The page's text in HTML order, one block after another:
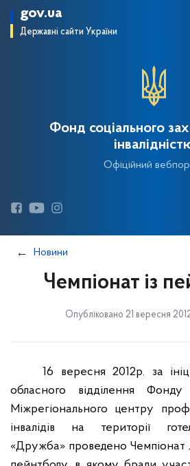
gov.ua
Державні сайти України
Фонд соціального
Офіційний
Новини
Чемпіонат із
Опубліковано 21 вересня
16 вересня 2012р. за
обласного відділення
Міжрегіонального центру
інвалідів на території
«Дружба» проведено Чемпіонат